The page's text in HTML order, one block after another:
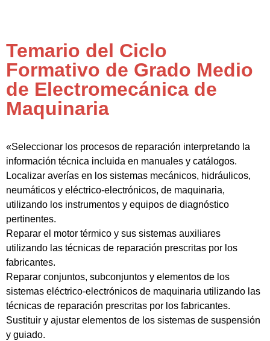
Temario del Ciclo
Formativo de Grado Medio
de Electromecánica de
Maquinaria
«Seleccionar los procesos de reparación interpretando la
información técnica incluida en manuales y catálogos.
Localizar averías en los sistemas mecánicos, hidráulicos,
neumáticos y eléctrico-electrónicos, de maquinaria,
utilizando los instrumentos y equipos de diagnóstico
pertinentes.
Reparar el motor térmico y sus sistemas auxiliares
utilizando las técnicas de reparación prescritas por los
fabricantes.
Reparar conjuntos, subconjuntos y elementos de los
sistemas eléctrico-electrónicos de maquinaria utilizando las
técnicas de reparación prescritas por los fabricantes.
Sustituir y ajustar elementos de los sistemas de suspensión
y guiado.